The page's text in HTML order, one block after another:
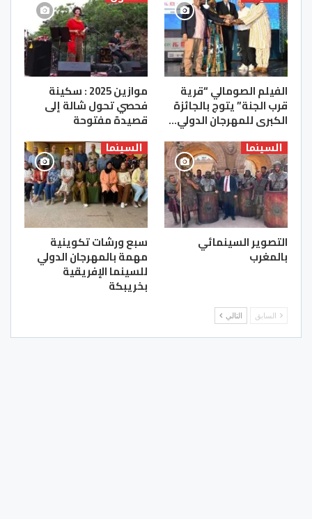
الفيلم الصومالي “قرية
قرب الجنة” يتوج بالجائزة
الكبرى للمهرجان الدولي…
موازين 2025 : سكينة
فحصي تحول شالة إلى
قصيدة مفتوحة
السينما
التصوير السينمائي
بالمغرب
السينما
سبع ورشات تكوينية
مهمة بالمهرجان الدولي
للسينما الإفريقية
بخريبكة
السابق التالي